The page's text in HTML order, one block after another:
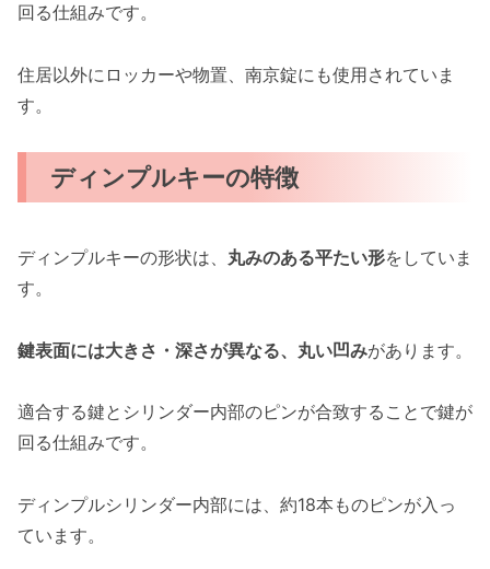
回る仕組みです。
住居以外にロッカーや物置、南京錠にも使用されていま
す。
ディンプルキーの特徴
ディンプルキーの形状は、 丸みのある平たい形をしていま
す。
鍵表面には大きさ・深さが異なる、丸い凹みがあります。
適合する鍵とシリンダー内部のピンが合致することで鍵が
回る仕組みです。
ディンプルシリンダー内部には、約18本ものピンが入っ
ています。